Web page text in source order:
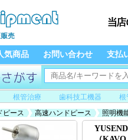
気商品 お問い合わせ 支払
根管治療 歯科技工機器
根
ピース 高速ハンドピース
照明機